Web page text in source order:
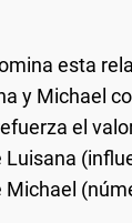
esta
y Michael
el
Luisana